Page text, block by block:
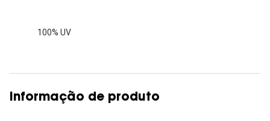
100% UV
Informação de produto